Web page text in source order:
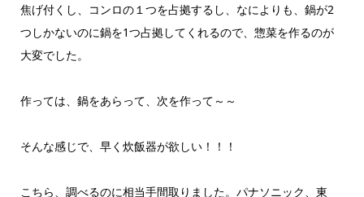
焦げ付くし、コンロの１つを占拠するし、なによりも、鍋が2
つしかないのに鍋を1つ占拠してくれるので、惣菜を作るのが
大変でした。
作っては、鍋をあらって、次を作って～～
そんな感じで、早く炊飯器が欲しい！！！
こちら、調べるのに相当手間取りました。パナソニック、東